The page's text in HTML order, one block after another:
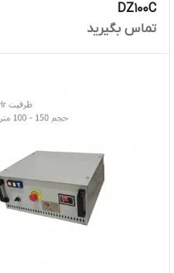
DZ100C
تماس بگیرید